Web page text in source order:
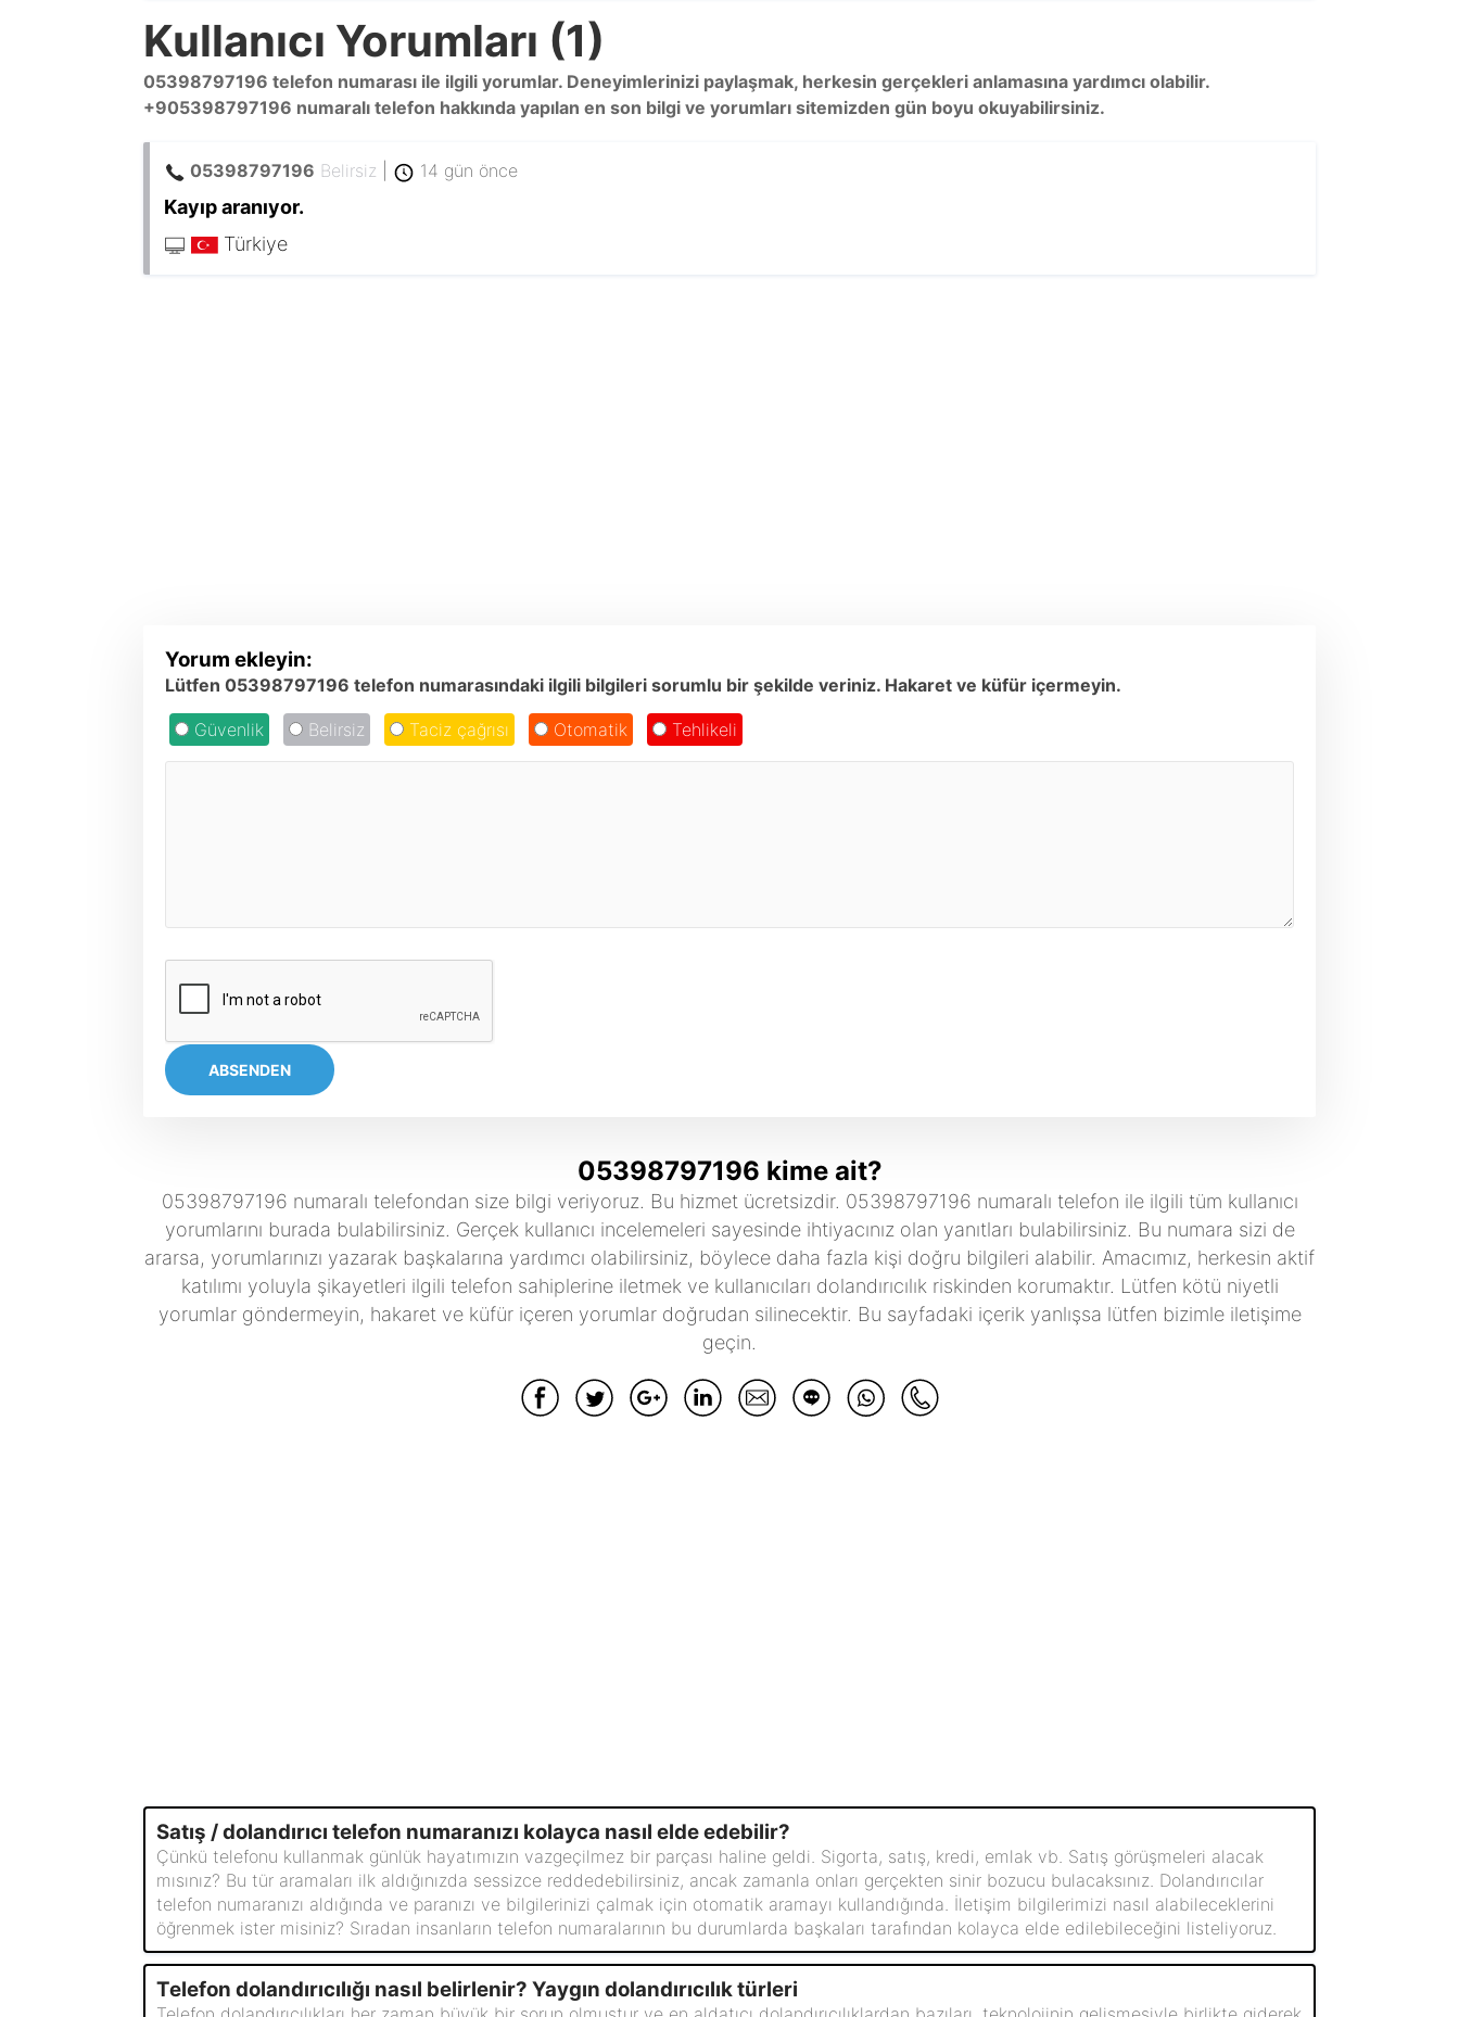
Kullanıcı Yorumları (1)
05398797196 telefon numarası ile ilgili yorumlar. Deneyimlerinizi paylaşmak, herkesin gerçekleri anlamasına yardımcı olabilir.
+905398797196 numaralı telefon hakkında yapılan en son bilgi ve yorumları sitemizden gün boyu okuyabilirsiniz.
05398797196 Belirsiz 14 gün önce
Kayıp aranıyor.
Türkiye
Yorum ekleyin:
Lütfen 05398797196 telefon numarasındaki ilgili bilgileri sorumlu bir şekilde veriniz. Hakaret ve küfür içermeyin.
Güvenlik Belirsiz Taciz çağrısı Otomatik Tehlikeli
ABSENDEN
05398797196 kime ait?
05398797196 numaralı telefondan size bilgi veriyoruz. Bu hizmet ücretsizdir. 05398797196 numaralı telefon ile ilgili tüm kullanıcı
yorumlarını burada bulabilirsiniz. Gerçek kullanıcı incelemeleri sayesinde ihtiyacınız olan yanıtları bulabilirsiniz. Bu numara sizi de
ararsa, yorumlarınızı yazarak başkalarına yardımcı olabilirsiniz, böylece daha fazla kişi doğru bilgileri alabilir. Amacımız, herkesin aktif
katılımı yoluyla şikayetleri ilgili telefon sahiplerine iletmek ve kullanıcıları dolandırıcılık riskinden korumaktır. Lütfen kötü niyetli
yorumlar göndermeyin, hakaret ve küfür içeren yorumlar doğrudan silinecektir. Bu sayfadaki içerik yanlışsa lütfen bizimle iletişime
geçin.
Satış / dolandırıcı telefon numaranızı kolayca nasıl elde edebilir?
Çünkü telefonu kullanmak günlük hayatımızın vazgeçilmez bir parçası haline geldi. Sigorta, satış, kredi, emlak vb. Satış görüşmeleri alacak
mısınız? Bu tür aramaları ilk aldığınızda sessizce reddedebilirsiniz, ancak zamanla onları gerçekten sinir bozucu bulacaksınız. Dolandırıcılar
telefon numaranızı aldığında ve paranızı ve bilgilerinizi çalmak için otomatik aramayı kullandığında. İletişim bilgilerimizi nasıl alabileceklerini
öğrenmek ister misiniz? Sıradan insanların telefon numaralarının bu durumlarda başkaları tarafından kolayca elde edilebileceğini listeliyoruz.
Telefon dolandırıcılığı nasıl belirlenir? Yaygın dolandırıcılık türleri